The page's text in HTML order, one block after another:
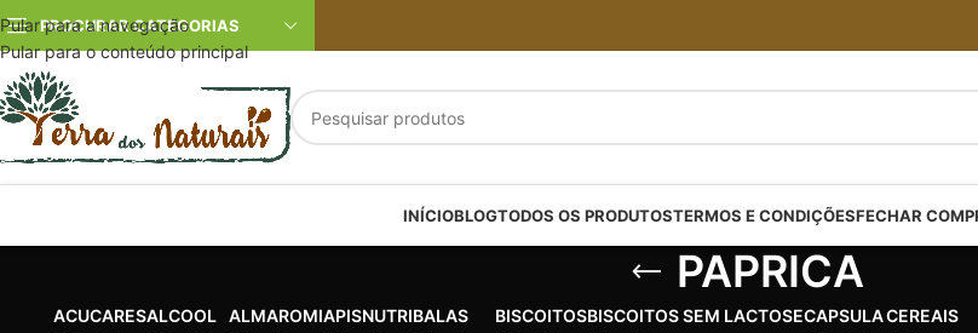
Pular para a navegação
Pular para o conteúdo principal
PROCURAR CATEGORIAS
INÍCIOBLOGTODOS OS PRODUTOSTERMOS E CONDIÇÕESFECHAR
PAPRICA
ACUCARESALCOOL ALMAROMIAPISNUTRIBALAS BISCOITOSBISCOITOS SEM LACTOSECAPSULACEREAIS